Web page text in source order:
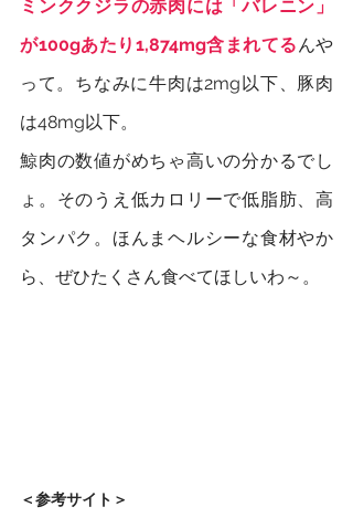
ミンククジラの赤肉には「バレニン」
が100gあたり1,874mg含まれてるんや
って。ちなみに牛肉は2mg以下、豚肉
は48mg以下。
鯨肉の数値がめちゃ高いの分かるでし
ょ。そのうえ低カロリーで低脂肪、高
タンパク。ほんまヘルシーな食材やか
ら、ぜひたくさん食べてほしいわ～。
＜参考サイト＞